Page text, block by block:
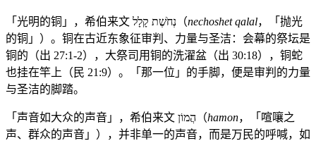
「光明的铜」，希伯来文 נְחֹשֶׁת קָלָל（nechoshet qalal，「抛光
的铜」）。铜在古近东象征审判、力量与圣洁：会幕的祭坛是
铜的（出 27:1-2），大祭司用铜的洗濯盆（出 30:18），铜蛇
也挂在竿上（民 21:9）。「那一位」的手脚，便是审判的力量
与圣洁的脚踏。
「声音如大众的声音」，希伯来文 הֲמוֹן（hamon，「喧嚷之
声、群众的声音」），并非单一的声音，而是万民的呼喊，如